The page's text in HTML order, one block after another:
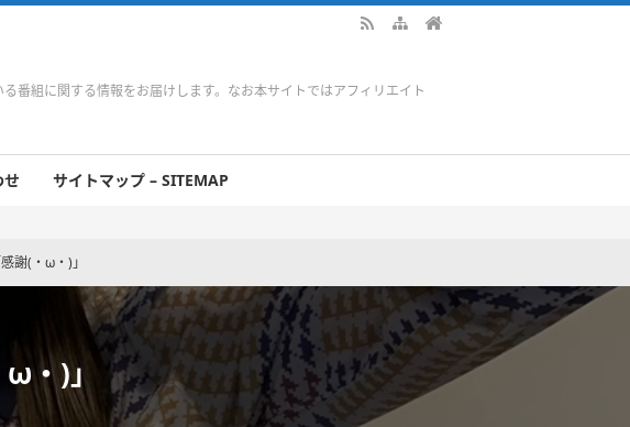
番組に関する情報をお届けします。なお本サイトではアフィリエイト
せ サイトマップ – SITEMAP
謝(・ω・)」
・)」